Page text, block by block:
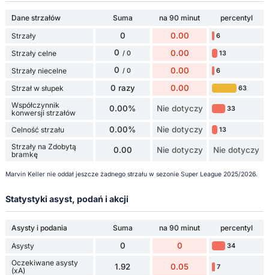
Dane strzałów Suma na 90 minut
percentyl
Strzały
0 0.00 6
Strzały celne 0 / 0 0.00 13
Strzały niecelne 0 / 0 0.00 6
Strzał w słupek 0 razy 0.00 63
Współczynnik
konwersji strzałów
0.00% Nie dotyczy 33
Celność strzału 0.00% Nie dotyczy 13
Strzały na Zdobytą
bramkę
0.00 Nie dotyczy Nie dotyczy
Marvin Keller nie oddał jeszcze żadnego strzału w sezonie Super League 2025/2026.
Statystyki asyst, podań i akcji
Asysty i podania Suma na 90 minut
percentyl
Asysty
0 0 34
Oczekiwane asysty
(xA)
1.92 0.05 7